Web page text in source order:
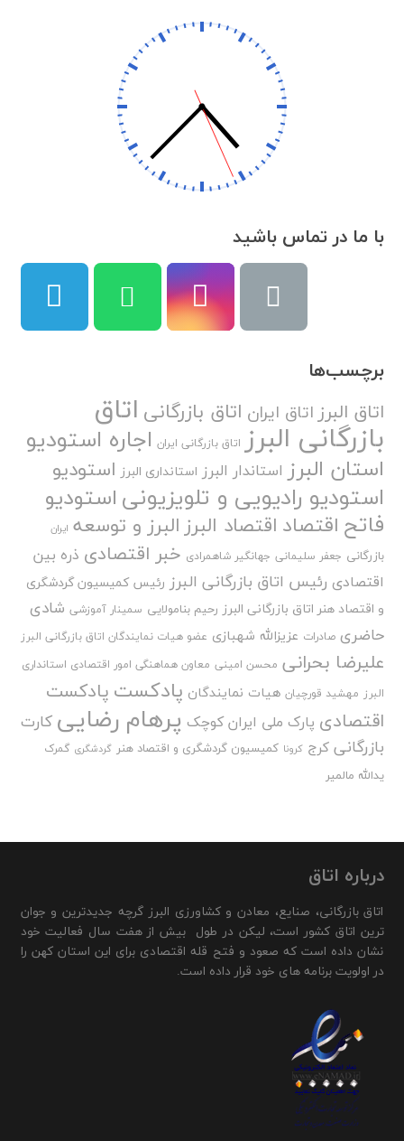
با ما در تماس باشید
برچسب‌ها
اتاق البرزاتاق ایران اتاق بازرگانی اتاق
بازرگانی البرز اتاق بازرگانی ایران اجاره استودیو
استان البرز استاندار البرز استانداری البرز استودیو
استودیو رادیویی و تلویزیونیاستودیو
فاتح اقتصاد اقتصاد البرزالبرز و توسعه ایران
بازرگانی جعفر سلیمانی جهانگیر شاهمرادی خبر اقتصادی ذره بین
اقتصادی رئیس اتاق بازرگانی البرز رئیس کمیسیون گردشگری
و اقتصاد هنر اتاق بازرگانی البرز رحیم بنامولایی سمینار آموزشی شادی
حاضری صادرات عزیزالله شهبازی عضو هیات نمایندگان اتاق بازرگانی البرز
علیرضا بحرانی محسن امینی معاون هماهنگی امور اقتصادی استانداری
البرز مهشید قورچیان هیات نمایندگان پادکست پادکست
اقتصادی پارک ملی ایران کوچک پرهام رضایی کارت
بازرگانی کرج کرونا کمیسیون گردشگری و اقتصاد هنر گردشگری گمرک
یدالله مالمیر
درباره اتاق
اتاق بازرگانی، صنایع، معادن و کشاورزی البرز گرچه جدیدترین و جوان
ترین اتاق کشور است، لیکن در طول بیش از هفت سال فعالیت خود
نشان داده است که صعود و فتح قله اقتصادی برای این استان کهن را
در اولویت برنامه های خود قرار داده است.